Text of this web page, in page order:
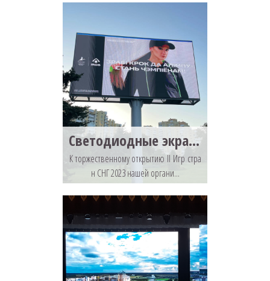
Светодиодные экраны к II Играм стран СНГ 2023
К торжественному открытию II Игр стра
н СНГ 2023 нашей органи...